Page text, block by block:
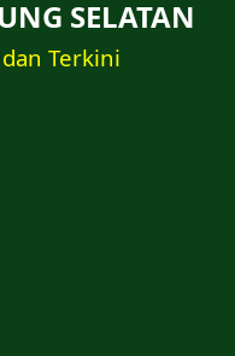
SELATAN
Terkini